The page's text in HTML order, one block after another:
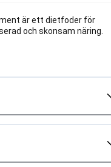
är ett dietfoder för
och skonsam näring.